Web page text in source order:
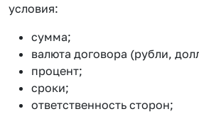
условия:
сумма;
валюта договора (рубли,
процент;
сроки;
ответственность сторон;